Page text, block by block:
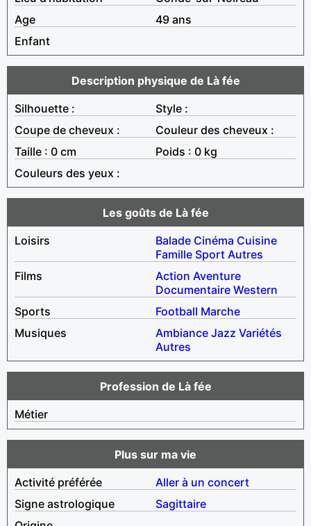
Age
49 ans
Enfant
Description physique de Là fée
Silhouette :
Style :
Coupe de cheveux :
Couleur des cheveux :
Taille : 0 cm
Poids : 0 kg
Couleurs des yeux :
Les goûts de Là fée
Loisirs
Balade Cinéma Cuisine
Famille Sport Autres
Films
Action Aventure
Documentaire Western
Sports
Football Marche
Musiques
Ambiance Jazz Variétés
Autres
Profession de Là fée
Métier
Plus sur ma vie
Activité préférée
Aller à un concert
Signe astrologique
Sagittaire